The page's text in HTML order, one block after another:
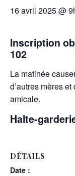
16 avril 2025 @
Inscription
102
La matinée
d’autres mères
amicale.
Halte-
DÉTAILS
Date :